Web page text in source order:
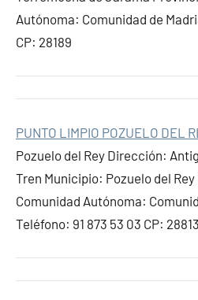
Autónoma: Comunidad de
CP: 28189
PUNTO LIMPIO POZUELO DEL
Pozuelo del Rey Dirección:
Tren Municipio: Pozuelo del
Comunidad Autónoma:
Teléfono: 91 873 53 03 CP: 28813